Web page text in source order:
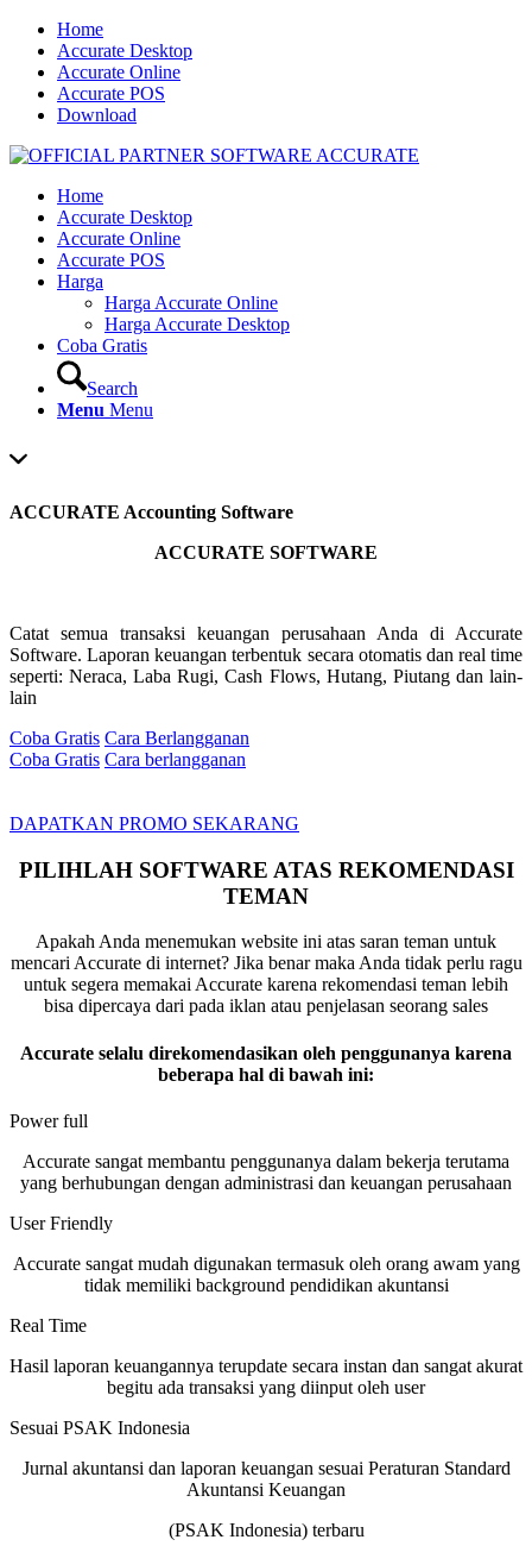
Home
Accurate Desktop
Accurate Online
Accurate POS
Download
Home
Accurate Desktop
Accurate Online
Accurate POS
Harga
Harga Accurate Online
Harga Accurate Desktop
Coba Gratis
Search
Menu Menu
ACCURATE Accounting Software
ACCURATE SOFTWARE
Catat semua transaksi keuangan perusahaan Anda di Accurate
Software. Laporan keuangan terbentuk secara otomatis dan real time
seperti: Neraca, Laba Rugi, Cash Flows, Hutang, Piutang dan lain-
lain
Coba Gratis Cara Berlangganan
Coba Gratis Cara berlangganan
DAPATKAN PROMO SEKARANG
PILIHLAH SOFTWARE ATAS REKOMENDASI
TEMAN
Apakah Anda menemukan website ini atas saran teman untuk
mencari Accurate di internet? Jika benar maka Anda tidak perlu ragu
untuk segera memakai Accurate karena rekomendasi teman lebih
bisa dipercaya dari pada iklan atau penjelasan seorang sales
Accurate selalu direkomendasikan oleh penggunanya karena
beberapa hal di bawah ini:
Power full
Accurate sangat membantu penggunanya dalam bekerja terutama
yang berhubungan dengan administrasi dan keuangan perusahaan
User Friendly
Accurate sangat mudah digunakan termasuk oleh orang awam yang
tidak memiliki background pendidikan akuntansi
Real Time
Hasil laporan keuangannya terupdate secara instan dan sangat akurat
begitu ada transaksi yang diinput oleh user
Sesuai PSAK Indonesia
Jurnal akuntansi dan laporan keuangan sesuai Peraturan Standard
Akuntansi Keuangan
(PSAK Indonesia) terbaru